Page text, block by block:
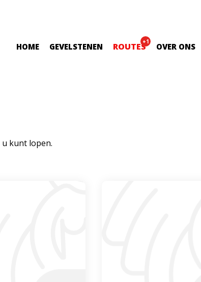
HOME GEVELSTENEN ROUTES+1 OVER ONS
kunt lopen.